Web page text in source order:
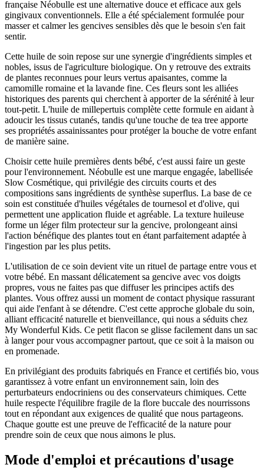
française Néobulle est une alternative douce et efficace aux gels
gingivaux conventionnels. Elle a été spécialement formulée pour
masser et calmer les gencives sensibles dès que le besoin s'en fait
sentir.
Cette huile de soin repose sur une synergie d'ingrédients simples et
nobles, issus de l'agriculture biologique. On y retrouve des extraits
de plantes reconnues pour leurs vertus apaisantes, comme la
camomille romaine et la lavande fine. Ces fleurs sont les alliées
historiques des parents qui cherchent à apporter de la sérénité à leur
tout-petit. L'huile de millepertuis complète cette formule en aidant à
adoucir les tissus cutanés, tandis qu'une touche de tea tree apporte
ses propriétés assainissantes pour protéger la bouche de votre enfant
de manière saine.
Choisir cette huile premières dents bébé, c'est aussi faire un geste
pour l'environnement. Néobulle est une marque engagée, labellisée
Slow Cosmétique, qui privilégie des circuits courts et des
compositions sans ingrédients de synthèse superflus. La base de ce
soin est constituée d'huiles végétales de tournesol et d'olive, qui
permettent une application fluide et agréable. La texture huileuse
forme un léger film protecteur sur la gencive, prolongeant ainsi
l'action bénéfique des plantes tout en étant parfaitement adaptée à
l'ingestion par les plus petits.
L'utilisation de ce soin devient vite un rituel de partage entre vous et
votre bébé. En massant délicatement sa gencive avec vos doigts
propres, vous ne faites pas que diffuser les principes actifs des
plantes. Vous offrez aussi un moment de contact physique rassurant
qui aide l'enfant à se détendre. C'est cette approche globale du soin,
alliant efficacité naturelle et bienveillance, qui nous a séduits chez
My Wonderful Kids. Ce petit flacon se glisse facilement dans un sac
à langer pour vous accompagner partout, que ce soit à la maison ou
en promenade.
En privilégiant des produits fabriqués en France et certifiés bio, vous
garantissez à votre enfant un environnement sain, loin des
perturbateurs endocriniens ou des conservateurs chimiques. Cette
huile respecte l'équilibre fragile de la flore buccale des nourrissons
tout en répondant aux exigences de qualité que nous partageons.
Chaque goutte est une preuve de l'efficacité de la nature pour
prendre soin de ceux que nous aimons le plus.
Mode d'emploi et précautions d'usage